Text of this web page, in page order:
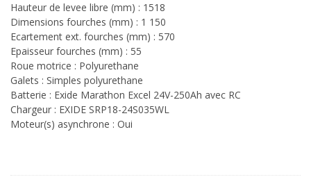
Hauteur de levee libre (mm) : 1518
Dimensions fourches (mm) : 1 150
Ecartement ext. fourches (mm) : 570
Epaisseur fourches (mm) : 55
Roue motrice : Polyurethane
Galets : Simples polyurethane
Batterie : Exide Marathon Excel 24V-250Ah avec RC
Chargeur : EXIDE SRP18-24S035WL
Moteur(s) asynchrone : Oui